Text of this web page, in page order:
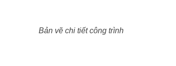
Bản vẽ chi tiết công trình